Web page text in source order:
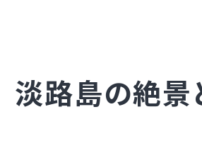
淡路島の絶景